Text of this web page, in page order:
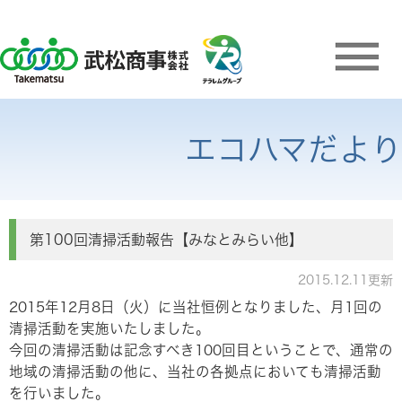
エコハマだより
第100回清掃活動報告【みなとみらい他】
2015.12.11更新
2015年12月8日（火）に当社恒例となりました、月1回の
清掃活動を実施いたしました。
今回の清掃活動は記念すべき100回目ということで、通常の
地域の清掃活動の他に、当社の各拠点においても清掃活動
を行いました。